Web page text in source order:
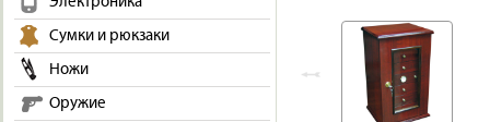
Сумки и рюкзаки
Ножи
Оружие